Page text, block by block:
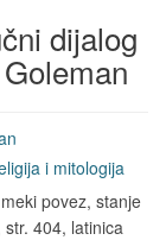
dijalog
i mitologija
povez, stanje
404, latinica